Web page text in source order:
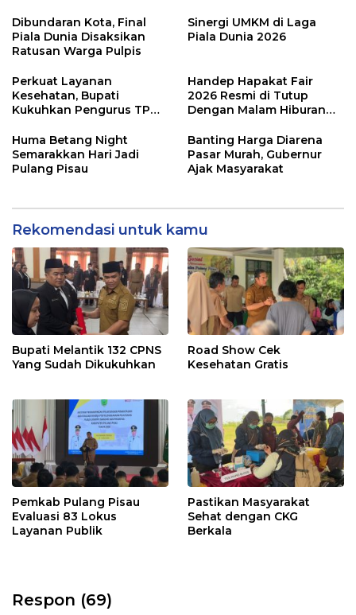
Dibundaran Kota, Final
Piala Dunia Disaksikan
Ratusan Warga Pulpis
Sinergi UMKM di Laga
Piala Dunia 2026
Perkuat Layanan
Kesehatan, Bupati
Kukuhkan Pengurus TP
Handep Hapakat Fair
2026 Resmi di Tutup
Dengan Malam Hiburan
Huma Betang Night
Semarakkan Hari Jadi
Pulang Pisau
Banting Harga Diarena
Pasar Murah, Gubernur
Ajak Masyarakat
Rekomendasi untuk kamu
Bupati Melantik 132 CPNS
Yang Sudah Dikukuhkan
Road Show Cek
Kesehatan Gratis
Pemkab Pulang Pisau
Evaluasi 83 Lokus
Layanan Publik
Pastikan Masyarakat
Sehat dengan CKG
Berkala
Respon (69)